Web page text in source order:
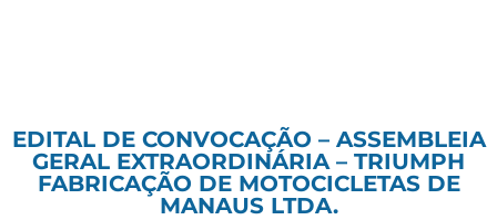
EDITAL DE CONVOCAÇÃO – ASSEMBLEIA
GERAL EXTRAORDINÁRIA – TRIUMPH
FABRICAÇÃO DE MOTOCICLETAS DE
MANAUS LTDA.